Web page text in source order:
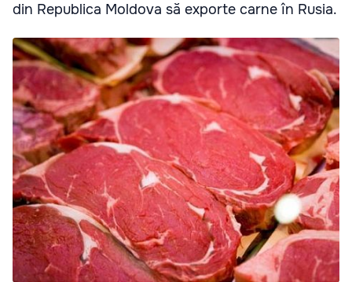
din Republica Moldova să exporte carne în Rusia.